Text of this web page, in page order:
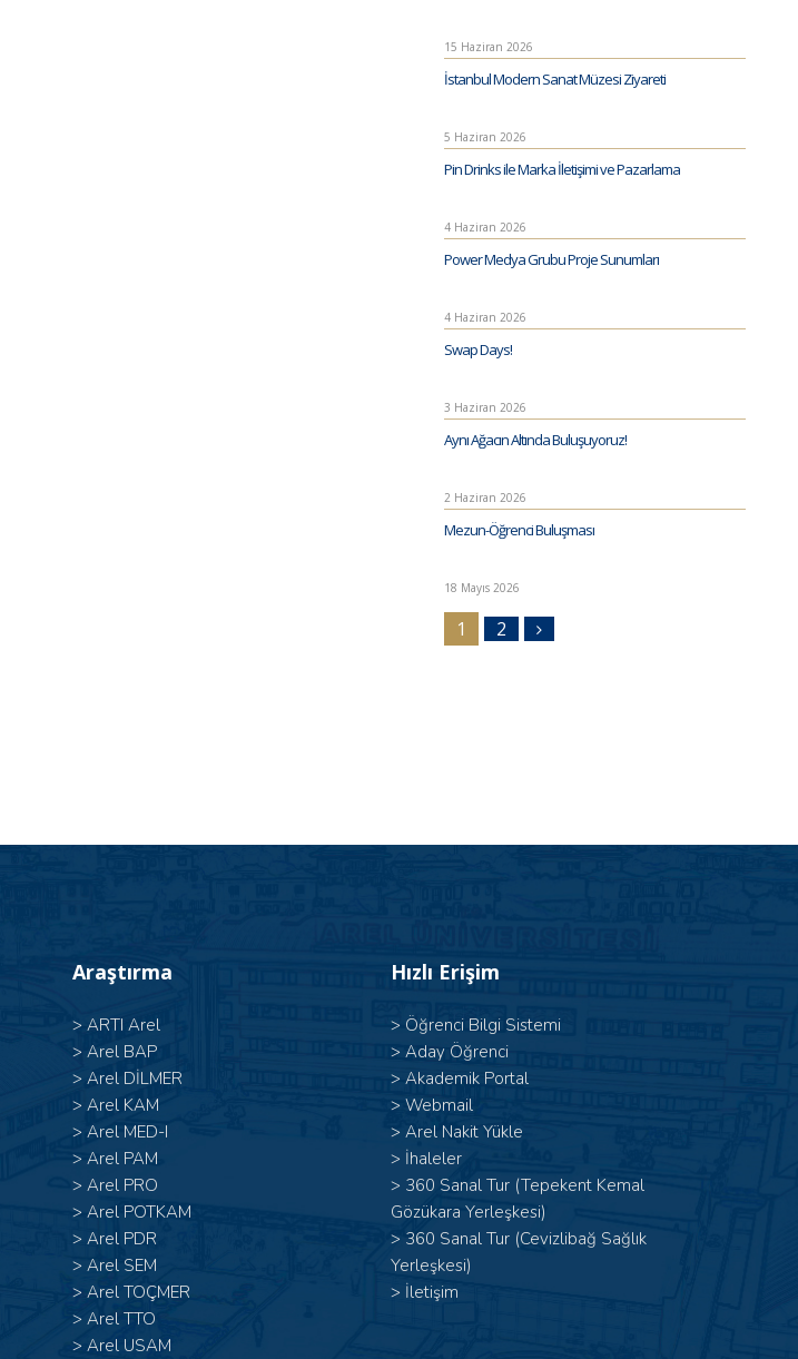
15 Haziran 2026
İstanbul Modern Sanat Müzesi Ziyareti
5 Haziran 2026
Pin Drinks ile Marka İletişimi ve Pazarlama
4 Haziran 2026
Power Medya Grubu Proje Sunumları
4 Haziran 2026
Swap Days!
3 Haziran 2026
Aynı Ağacın Altında Buluşuyoruz!
2 Haziran 2026
Mezun-Öğrenci Buluşması
18 Mayıs 2026
1 2
Araştırma
> ARTI Arel
> Arel BAP
> Arel DİLMER
> Arel KAM
> Arel MED-I
> Arel PAM
> Arel PRO
> Arel POTKAM
> Arel PDR
> Arel SEM
> Arel TOÇMER
> Arel TTO
> Arel USAM
Hızlı Erişim
> Öğrenci Bilgi Sistemi
> Aday Öğrenci
> Akademik Portal
> Webmail
> Arel Nakit Yükle
> İhaleler
> 360 Sanal Tur (Tepekent Kemal
Gözükara Yerleşkesi)
> 360 Sanal Tur (Cevizlibağ Sağlık
Yerleşkesi)
> İletişim